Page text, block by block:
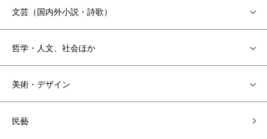
文芸（国内外小説・詩歌）
哲学・人文、社会ほか
美術・デザイン
民藝